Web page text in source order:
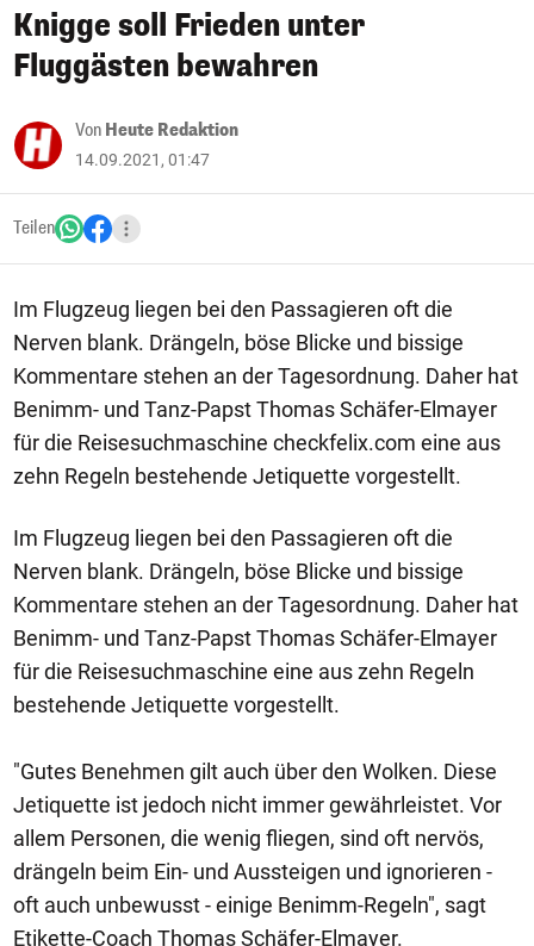
Knigge soll Frieden unter
Fluggästen bewahren
Von Heute Redaktion
14.09.2021, 01:47
Teilen
Im Flugzeug liegen bei den Passagieren oft die
Nerven blank. Drängeln, böse Blicke und bissige
Kommentare stehen an der Tagesordnung. Daher hat
Benimm- und Tanz-Papst Thomas Schäfer-Elmayer
für die Reisesuchmaschine checkfelix.com eine aus
zehn Regeln bestehende Jetiquette vorgestellt.
Im Flugzeug liegen bei den Passagieren oft die
Nerven blank. Drängeln, böse Blicke und bissige
Kommentare stehen an der Tagesordnung. Daher hat
Benimm- und Tanz-Papst Thomas Schäfer-Elmayer
für die Reisesuchmaschine eine aus zehn Regeln
bestehende Jetiquette vorgestellt.
"Gutes Benehmen gilt auch über den Wolken. Diese
Jetiquette ist jedoch nicht immer gewährleistet. Vor
allem Personen, die wenig fliegen, sind oft nervös,
drängeln beim Ein- und Aussteigen und ignorieren -
oft auch unbewusst - einige Benimm-Regeln", sagt
Etikette-Coach Thomas Schäfer-Elmayer.